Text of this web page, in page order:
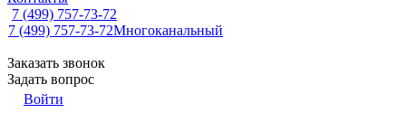
7 (499) 757-73-72
7 (499) 757-73-72Многоканальный
Заказать звонок
Задать вопрос
Войти